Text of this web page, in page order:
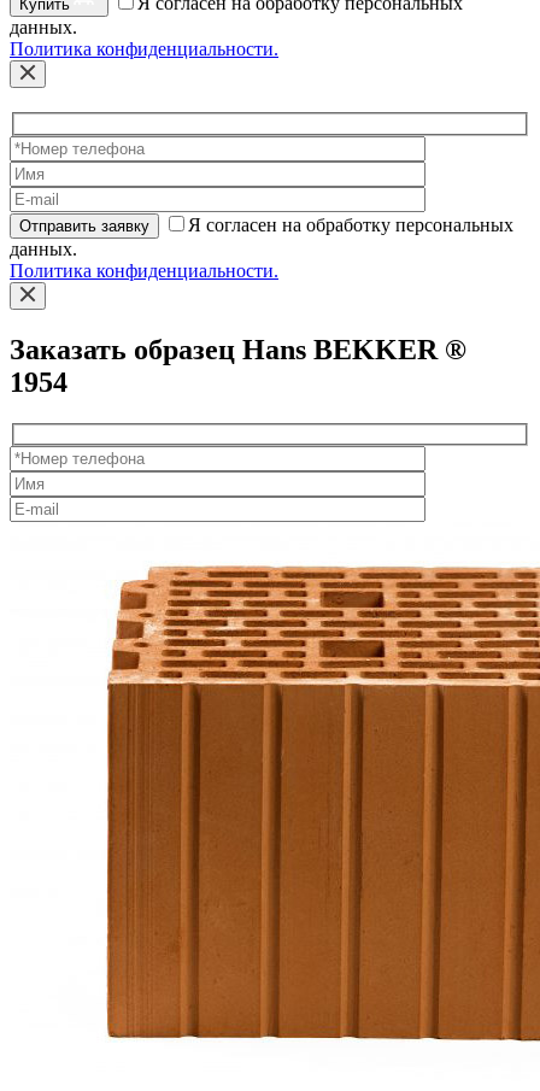
Купить
данных.
Политика конфиденциальности.
Отправить заявку
Я согласен на обработку персональных
данных.
Политика конфиденциальности.
Заказать образец Hans BEKKER ®
1954